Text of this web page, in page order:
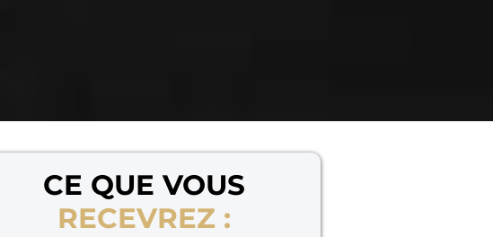
CE QUE VOUS
RECEVREZ :